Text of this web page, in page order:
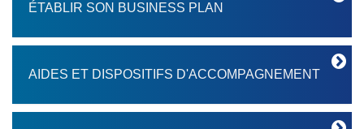
ÉTABLIR SON BUSINESS PLAN
AIDES ET DISPOSITIFS D'ACCOMPAGNEMENT